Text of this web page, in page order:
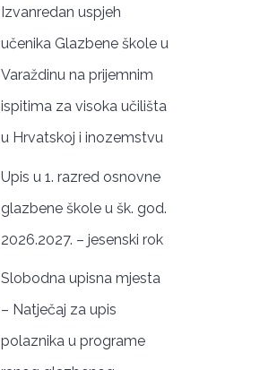
Izvanredan uspjeh
učenika Glazbene škole u
Varaždinu na prijemnim
ispitima za visoka učilišta
u Hrvatskoj i inozemstvu
Upis u 1. razred osnovne
glazbene škole u šk. god.
2026.2027. – jesenski rok
Slobodna upisna mjesta
– Natječaj za upis
polaznika u programe